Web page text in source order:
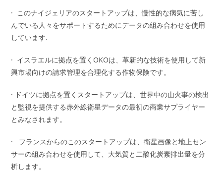
· このナイジェリアのスタートアップは、慢性的な病気に苦し
んでいる人々をサポートするためにデータの組み合わせを使用
しています.
· イスラエルに拠点を置くOKOは、革新的な技術を使用して新
興市場向けの請求管理を合理化する作物保険です。
· ドイツに拠点を置くスタートアップは、世界中の山火事の検出
と監視を提供する赤外線衛星データの最初の商業サプライヤー
とみなされます。
· フランスからのこのスタートアップは、衛星画像と地上セン
サーの組み合わせを使用して、大気質と二酸化炭素排出量を分
析します。